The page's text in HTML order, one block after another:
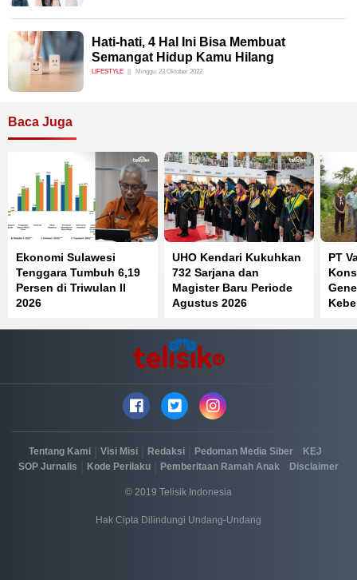
Hati-hati, 4 Hal Ini Bisa Membuat
Semangat Hidup Kamu Hilang
LIFESTYLE Minggu, 23 Oktober 2022
Baca Juga
Ekonomi Sulawesi
Tenggara Tumbuh 6,19
Persen di Triwulan II
2026
UHO Kendari Kukuhkan
732 Sarjana dan
Magister Baru Periode
Agustus 2026
PT
Tentang Kami Visi Misi Redaksi Pedoman Media Siber KEJ
SOP Jurnalis Kode Perilaku Pemberitaan Ramah Anak Disclaimer
© 2019 Telisik Indonesia
Hak Cipta Dilindungi Undang-Undang